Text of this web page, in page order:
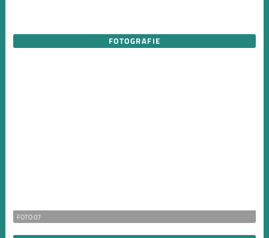
FOTOGRAFIE
FOTO 07